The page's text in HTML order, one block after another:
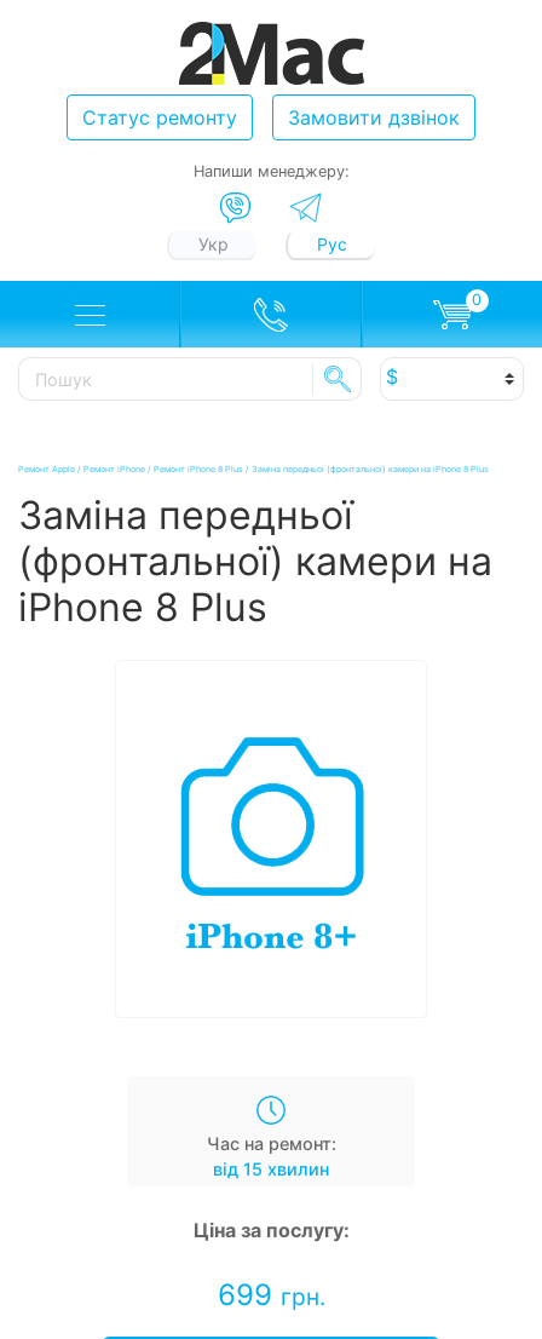
Статус ремонту Замовити дзвінок
Напиши менеджеру:
Укр Рус
0
Ремонт Apple / Ремонт iPhone / Ремонт iPhone 8 Plus / Заміна передньої (фронтальної) камери на iPhone 8 Plus
Заміна передньої
(фронтальної) камери на
iPhone 8 Plus
Час на ремонт:
від 15 хвилин
Ціна за послугу:
699 грн.